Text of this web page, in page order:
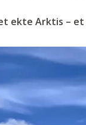
ekte Arktis –